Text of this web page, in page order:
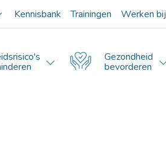
Kennisbank Trainingen Werken bij
Gezondheid
bevorderen